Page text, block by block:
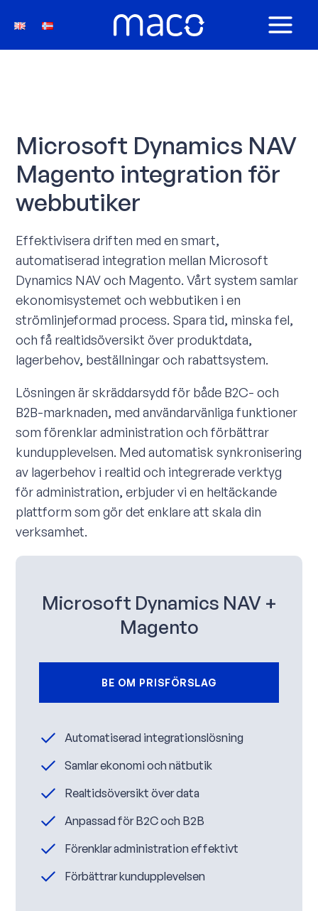
innehåll
MAIN
Microsoft Dynamics NAV
Magento integration för
webbutiker
Effektivisera driften med en smart,
automatiserad integration mellan Microsoft
Dynamics NAV och Magento. Vårt system samlar
ekonomisystemet och webbutiken i en
strömlinjeformad process. Spara tid, minska fel,
och få realtidsöversikt över produktdata,
lagerbehov, beställningar och rabattsystem.
Lösningen är skräddarsydd för både B2C- och
B2B-marknaden, med användarvänliga funktioner
som förenklar administration och förbättrar
kundupplevelsen. Med automatisk synkronisering
av lagerbehov i realtid och integrerade verktyg
för administration, erbjuder vi en heltäckande
plattform som gör det enklare att skala din
verksamhet.
Microsoft Dynamics NAV +
Magento
BE OM PRISFÖRSLAG
Automatiserad integrationslösning
Samlar ekonomi och nätbutik
Realtidsöversikt över data
Anpassad för B2C och B2B
Förenklar administration effektivt
Förbättrar kundupplevelsen